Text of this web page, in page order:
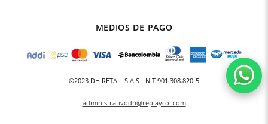
MEDIOS DE PAGO
©2023 DH RETAIL S.A.S - NIT 901.308.820-5
administrativodh@replaycol.com